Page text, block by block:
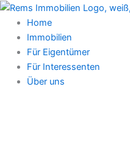
Zum
Inhalt
springen
Home
Immobilien
Für Eigentümer
Für Interessenten
Über uns